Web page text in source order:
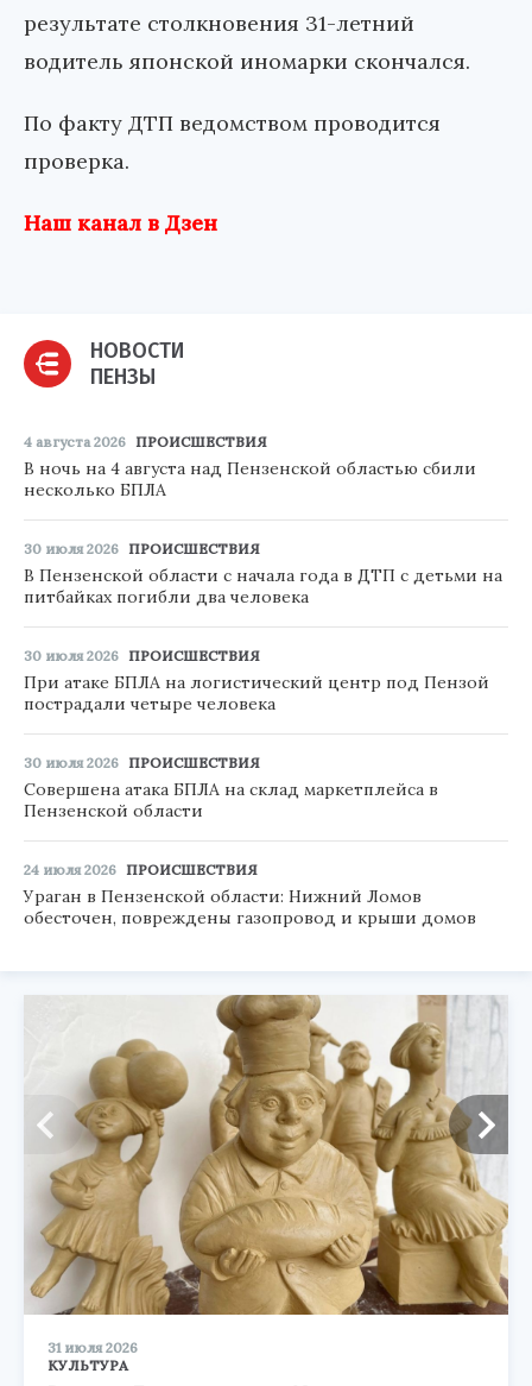
результате столкновения 31-летний
водитель японской иномарки скончался.
По факту ДТП ведомством проводится
проверка.
Наш канал в Дзен
НОВОСТИ
ПЕНЗЫ
4 августа 2026 ПРОИСШЕСТВИЯ
В ночь на 4 августа над Пензенской областью сбили
несколько БПЛА
30 июля 2026 ПРОИСШЕСТВИЯ
В Пензенской области с начала года в ДТП с детьми на
питбайках погибли два человека
30 июля 2026 ПРОИСШЕСТВИЯ
При атаке БПЛА на логистический центр под Пензой
пострадали четыре человека
30 июля 2026 ПРОИСШЕСТВИЯ
Совершена атака БПЛА на склад маркетплейса в
Пензенской области
24 июля 2026 ПРОИСШЕСТВИЯ
Ураган в Пензенской области: Нижний Ломов
обесточен, повреждены газопровод и крыши домов
31 июля 2026
КУЛЬТУРА